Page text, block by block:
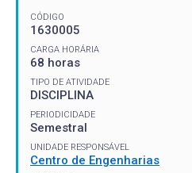
CÓDIGO
1630005
CARGA HORÁRIA
68 horas
TIPO DE ATIVIDADE
DISCIPLINA
PERIODICIDADE
Semestral
UNIDADE RESPONSÁVEL
Centro de Engenharias